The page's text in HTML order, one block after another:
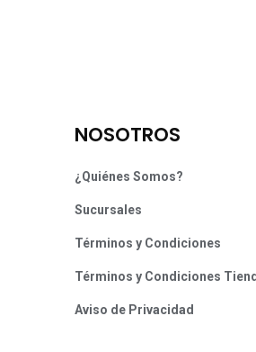
NOSOTROS
¿Quiénes Somos?
Sucursales
Términos y Condiciones
Términos y Condiciones
Aviso de Privacidad